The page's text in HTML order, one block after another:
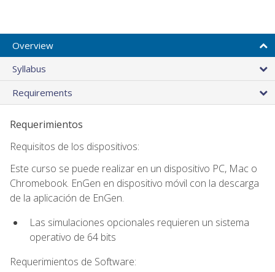
Overview
Syllabus
Requirements
Requerimientos
Requisitos de los dispositivos:
Este curso se puede realizar en un dispositivo PC, Mac o
Chromebook. EnGen en dispositivo móvil con la descarga
de la aplicación de EnGen.
Las simulaciones opcionales requieren un sistema
operativo de 64 bits
Requerimientos de Software: